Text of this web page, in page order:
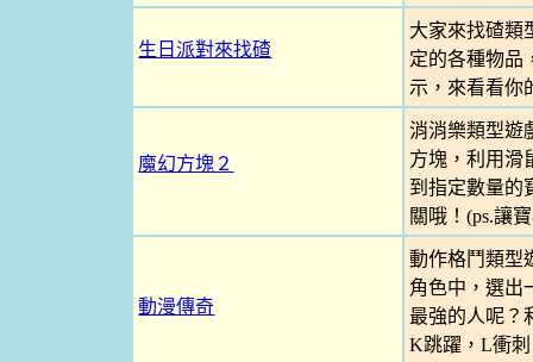
生日派對來找碴
大家來找碴類
定的各種物品
示，來看看你
魔幻方塊２
消消樂類型遊
方塊，利用滑
到指定數量的
關哦！(ps.讓
動漫傳奇
動作格鬥類型
角色中，選出
最強的人呢？
K跳躍，L衝